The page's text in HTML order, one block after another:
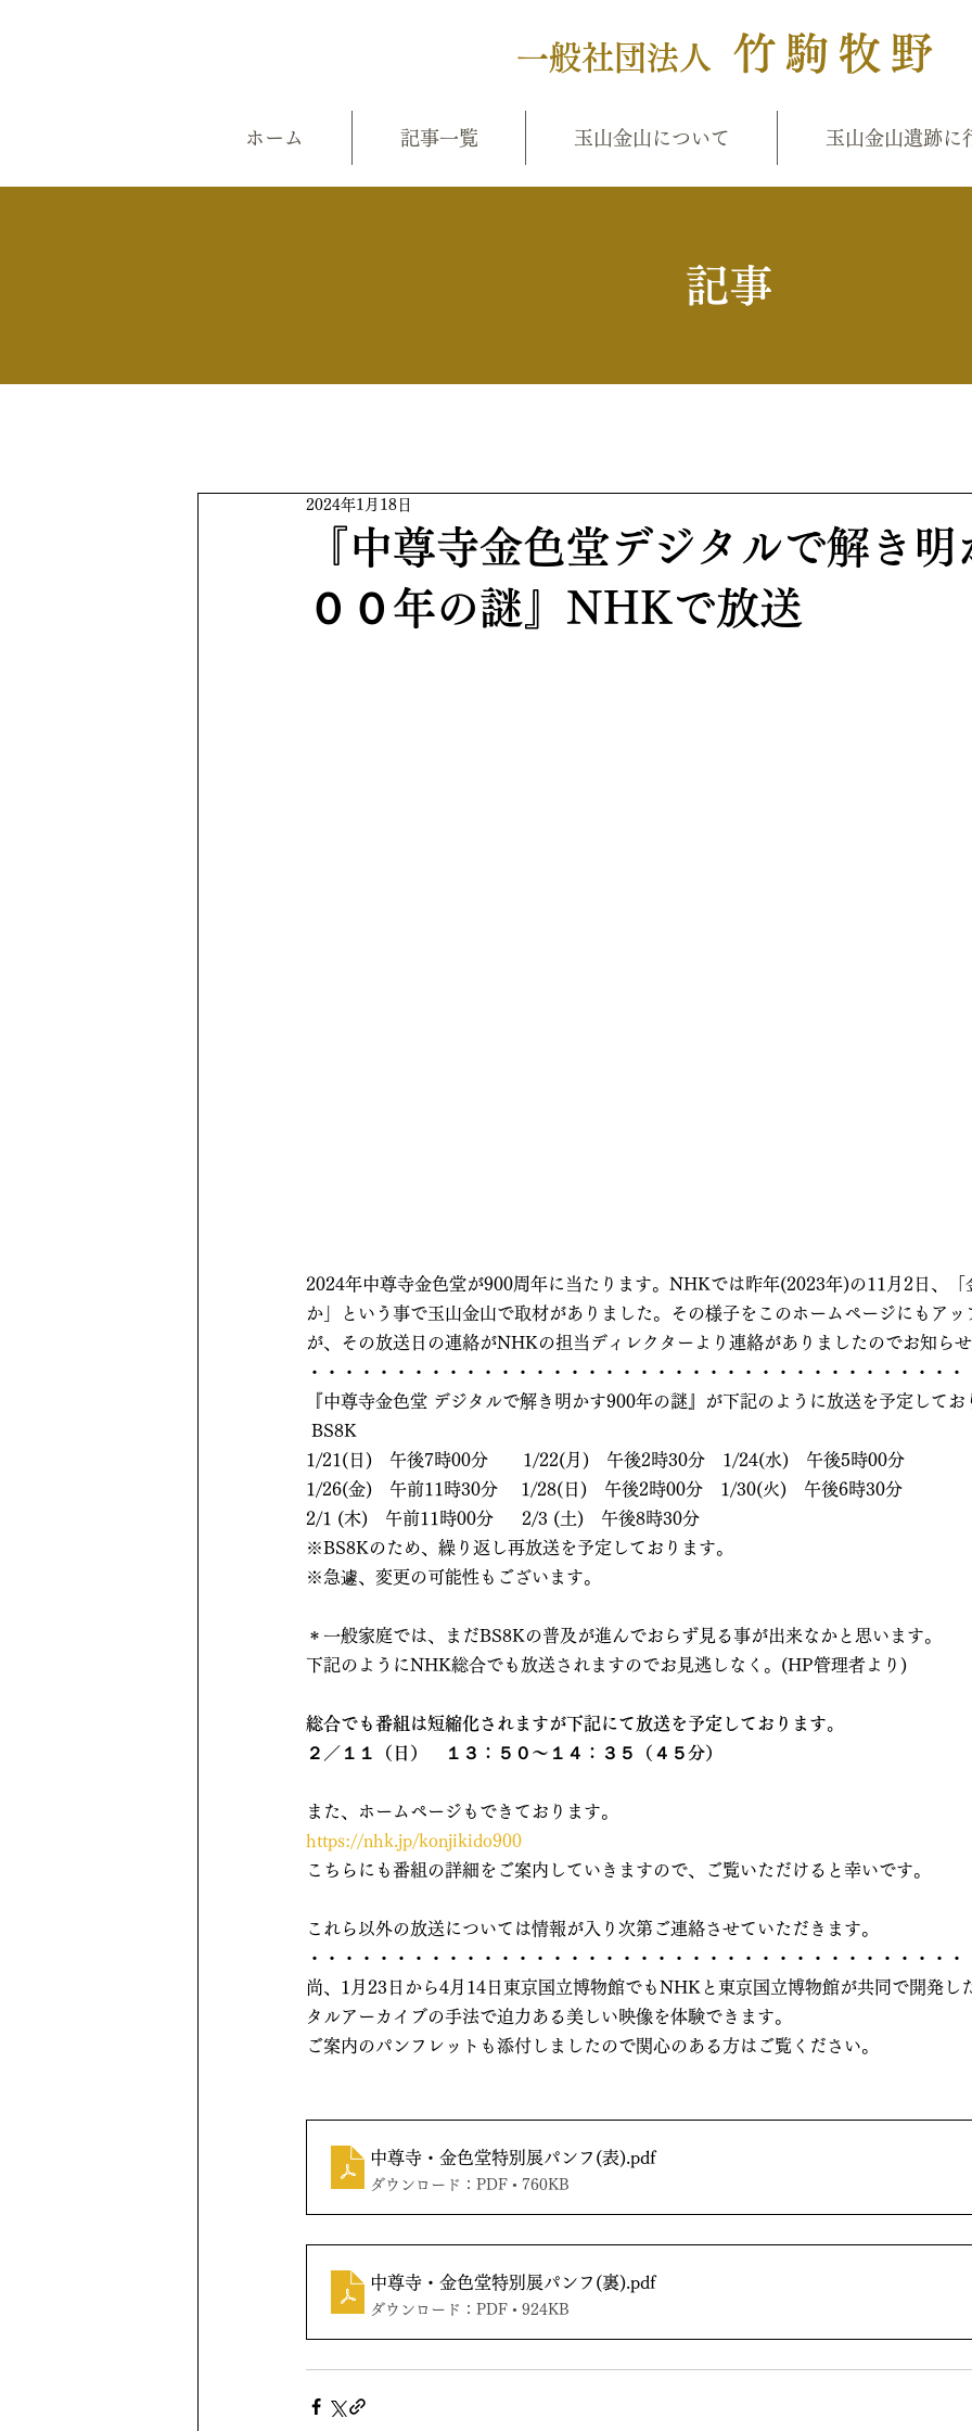
一般社団法人 竹駒牧野
ホーム 記事一覧 玉山金山について 玉山金山遺跡に
​記事
『中尊寺金色堂デジタルで解き明
００年の謎』NHKで放送
2024年1月18日
2024年中尊寺金色堂が900周年に当たります。NHKでは昨年(2023年)の11月2日、「
か」という事で玉山金山で取材がありました。その様子をこのホームページにもアッ
が、その放送日の連絡がNHKの担当ディレクターより連絡がありましたのでお知ら
・・・・・・・・・・・・・・・・・・・・・・・・・・・・・・・・・・・・・
『中尊寺金色堂 デジタルで解き明かす900年の謎』が下記のように放送を予定してお
BS8K
1/21(日)　午後7時00分　　1/22(月)　午後2時30分　1/24(水)　午後5時00分
1/26(金)　午前11時30分 　1/28(日)　午後2時00分　1/30(火)　午後6時30分
2/1 (木)　午前11時00分　  2/3 (土)　午後8時30分
※BS8Kのため、繰り返し再放送を予定しております。
※急遽、変更の可能性もございます。
＊一般家庭では、まだBS8Kの普及が進んでおらず見る事が出来なかと思います。
下記のようにNHK総合でも放送されますのでお見逃しなく。(HP管理者より)
総合でも番組は短縮化されますが下記にて放送を予定しております。
２／１１（日）　１３：５０～１４：３５（４５分）
また、ホームページもできております。
https://nhk.jp/konjikido900
こちらにも番組の詳細をご案内していきますので、ご覧いただけると幸いです。
これら以外の放送については情報が入り次第ご連絡させていただきます。
・・・・・・・・・・・・・・・・・・・・・・・・・・・・・・・・・・・・・
尚、1月23日から4月14日東京国立博物館でもNHKと東京国立博物館が共同で開発し
タルアーカイブの手法で迫力ある美しい映像を体験できます。
ご案内のパンフレットも添付しましたので関心のある方はご覧ください。
中尊寺・金色堂特別展パンフ(表).pdf
ダウンロード：PDF • 760KB
中尊寺・金色堂特別展パンフ(裏).pdf
ダウンロード：PDF • 924KB